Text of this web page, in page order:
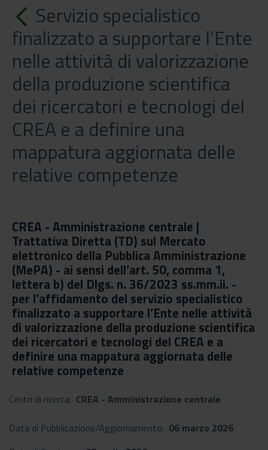
Servizio specialistico
finalizzato a supportare l’Ente
nelle attività di valorizzazione
della produzione scientifica
dei ricercatori e tecnologi del
CREA e a definire una
mappatura aggiornata delle
relative competenze
CREA - Amministrazione centrale |
Trattativa Diretta (TD) sul Mercato
elettronico della Pubblica Amministrazione
(MePA) - ai sensi dell’art. 50, comma 1,
lettera b) del Dlgs. n. 36/2023 ss.mm.ii. -
per l’affidamento del servizio specialistico
finalizzato a supportare l’Ente nelle attività
di valorizzazione della produzione scientifica
dei ricercatori e tecnologi del CREA e a
definire una mappatura aggiornata delle
relative competenze
Centri di ricerca: CREA - Amministrazione centrale
Data di Pubblicazione/Aggiornamento: 06 marzo 2026